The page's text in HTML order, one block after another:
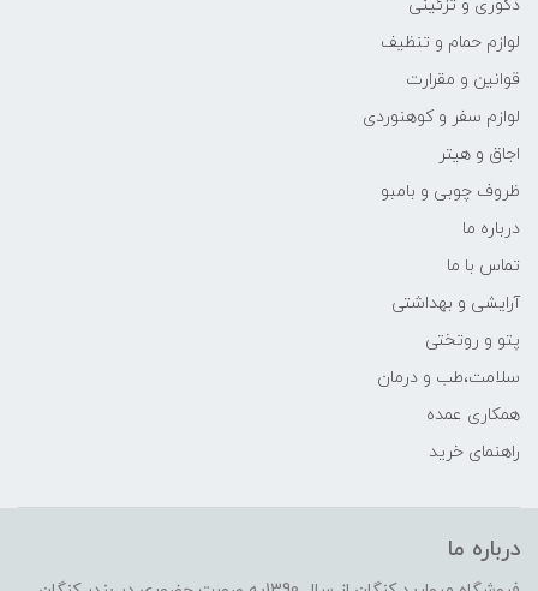
دکوری و تزئینی
لوازم حمام و تنظیف
قوانین و مقرارت
لوازم سفر و کوهنوردی
اجاق و هیتر
ظروف چوبی و بامبو
درباره ما
تماس با ما
آرایشی و بهداشتی
پتو و روتختی
سلامت،طب و درمان
همکاری عمده
راهنمای خرید
درباره ما